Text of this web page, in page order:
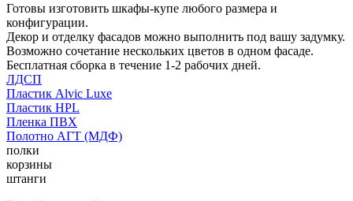
Готовы изготовить шкафы-купе любого размера и
конфигурации.
Декор и отделку фасадов можно выполнить под вашу задумку.
Возможно сочетание нескольких цветов в одном фасаде.
Бесплатная сборка в течение 1-2 рабочих дней.
ЛДСП
Пластик Alvic Luxe
Пластик HPL
Пленка ПВХ
Полотно АГТ (МДФ)
полки
корзины
штанги